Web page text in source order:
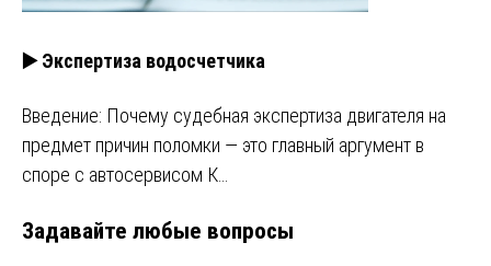
▶️ Экспертиза водосчетчика
Введение: Почему судебная экспертиза двигателя на
предмет причин поломки — это главный аргумент в
споре с автосервисом К…
Задавайте любые вопросы